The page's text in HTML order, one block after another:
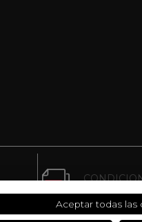
COMPRA
Aceptar todas las